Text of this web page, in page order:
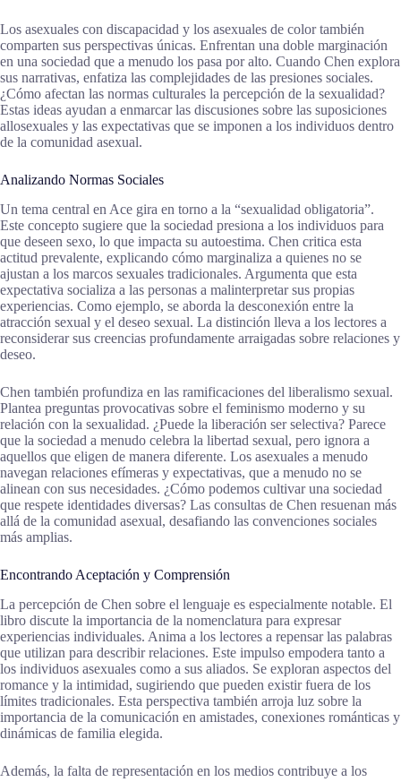
Los asexuales con discapacidad y los asexuales de color también
comparten sus perspectivas únicas. Enfrentan una doble marginación
en una sociedad que a menudo los pasa por alto. Cuando Chen explora
sus narrativas, enfatiza las complejidades de las presiones sociales.
¿Cómo afectan las normas culturales la percepción de la sexualidad?
Estas ideas ayudan a enmarcar las discusiones sobre las suposiciones
allosexuales y las expectativas que se imponen a los individuos dentro
de la comunidad asexual.
Analizando Normas Sociales
Un tema central en Ace gira en torno a la “sexualidad obligatoria”.
Este concepto sugiere que la sociedad presiona a los individuos para
que deseen sexo, lo que impacta su autoestima. Chen critica esta
actitud prevalente, explicando cómo marginaliza a quienes no se
ajustan a los marcos sexuales tradicionales. Argumenta que esta
expectativa socializa a las personas a malinterpretar sus propias
experiencias. Como ejemplo, se aborda la desconexión entre la
atracción sexual y el deseo sexual. La distinción lleva a los lectores a
reconsiderar sus creencias profundamente arraigadas sobre relaciones y
deseo.
Chen también profundiza en las ramificaciones del liberalismo sexual.
Plantea preguntas provocativas sobre el feminismo moderno y su
relación con la sexualidad. ¿Puede la liberación ser selectiva? Parece
que la sociedad a menudo celebra la libertad sexual, pero ignora a
aquellos que eligen de manera diferente. Los asexuales a menudo
navegan relaciones efímeras y expectativas, que a menudo no se
alinean con sus necesidades. ¿Cómo podemos cultivar una sociedad
que respete identidades diversas? Las consultas de Chen resuenan más
allá de la comunidad asexual, desafiando las convenciones sociales
más amplias.
Encontrando Aceptación y Comprensión
La percepción de Chen sobre el lenguaje es especialmente notable. El
libro discute la importancia de la nomenclatura para expresar
experiencias individuales. Anima a los lectores a repensar las palabras
que utilizan para describir relaciones. Este impulso empodera tanto a
los individuos asexuales como a sus aliados. Se exploran aspectos del
romance y la intimidad, sugiriendo que pueden existir fuera de los
límites tradicionales. Esta perspectiva también arroja luz sobre la
importancia de la comunicación en amistades, conexiones románticas y
dinámicas de familia elegida.
Además, la falta de representación en los medios contribuye a los